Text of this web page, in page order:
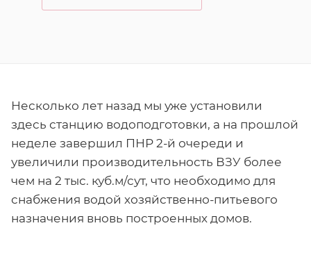
Несколько лет назад мы уже установили
здесь станцию водоподготовки, а на прошлой
неделе завершил ПНР 2-й очереди и
увеличили производительность ВЗУ более
чем на 2 тыс. куб.м/сут, что необходимо для
снабжения водой хозяйственно-питьевого
назначения вновь построенных домов.